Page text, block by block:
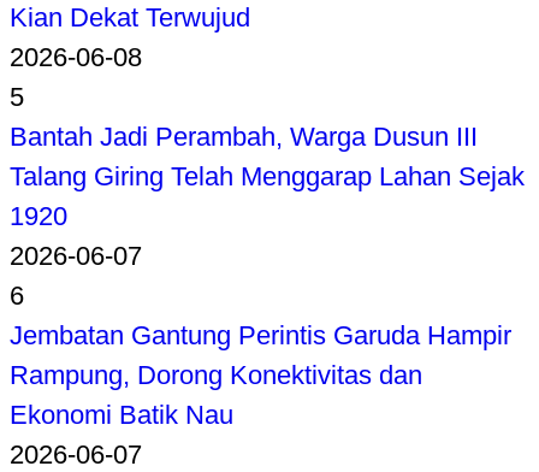
Kian Dekat Terwujud
2026-06-08
5
Bantah Jadi Perambah, Warga Dusun III
Talang Giring Telah Menggarap Lahan Sejak
1920
2026-06-07
6
Jembatan Gantung Perintis Garuda Hampir
Rampung, Dorong Konektivitas dan
Ekonomi Batik Nau
2026-06-07